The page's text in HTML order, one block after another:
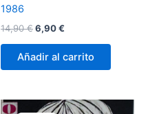
1986
14,90€El
original
era:
6,90€
actual
es:
Añadir al carrito